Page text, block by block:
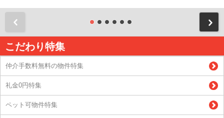
こだわり特集
仲介手数料無料の物件特集
礼金0円特集
ペット可物件特集